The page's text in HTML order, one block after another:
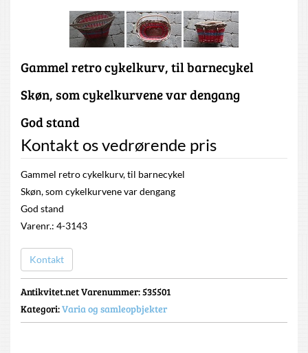
Gammel retro cykelkurv, til barnecykel
Skøn, som cykelkurvene var dengang
God stand
Kontakt os vedrørende pris
Gammel retro cykelkurv, til barnecykel
Skøn, som cykelkurvene var dengang
God stand
Varenr.: 4-3143
Kontakt
Antikvitet.net Varenummer: 535501
Kategori:Varia og samleopbjekter